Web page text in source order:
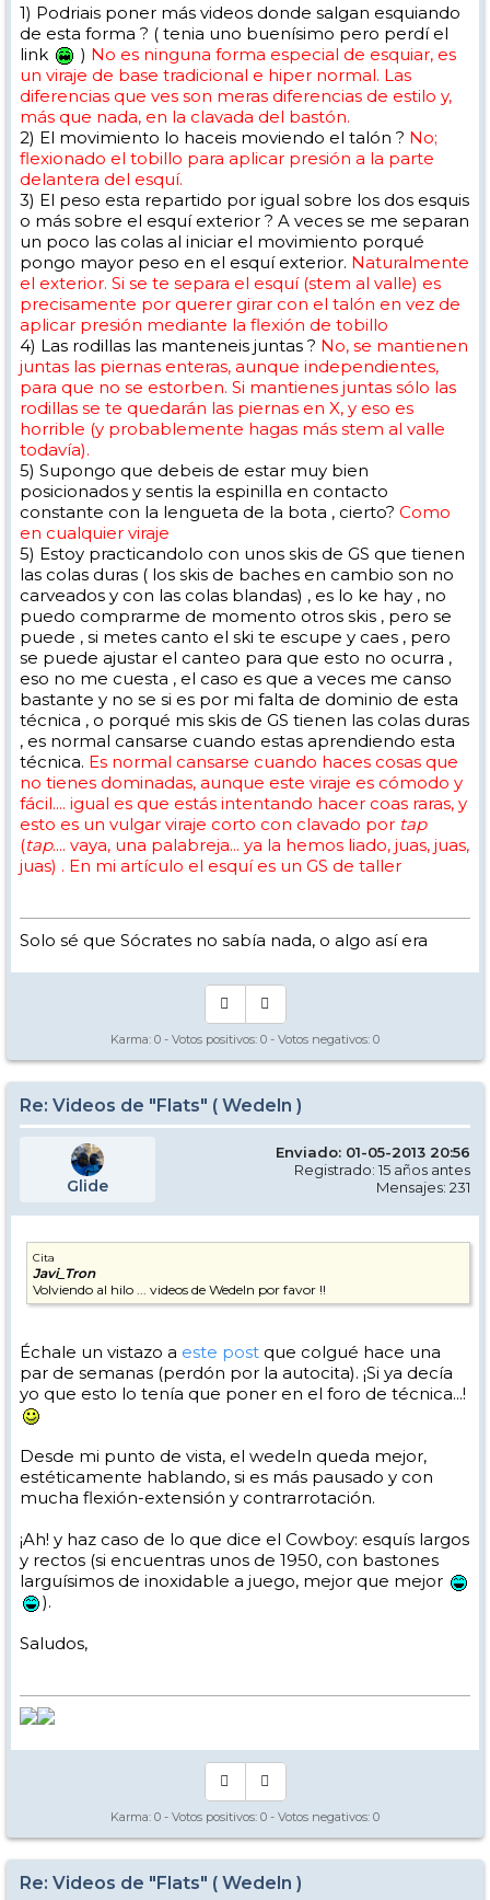
1) Podriais poner más videos donde salgan esquiando
de esta forma ? ( tenia uno buenísimo pero perdí el
link
) No es ninguna forma especial de esquiar, es
un viraje de base tradicional e hiper normal. Las
diferencias que ves son meras diferencias de estilo y,
más que nada, en la clavada del bastón.
2) El movimiento lo haceis moviendo el talón ? No;
flexionado el tobillo para aplicar presión a la parte
delantera del esquí.
3) El peso esta repartido por igual sobre los dos esquis
o más sobre el esquí exterior ? A veces se me separan
un poco las colas al iniciar el movimiento porqué
pongo mayor peso en el esquí exterior. Naturalmente
el exterior. Si se te separa el esquí (stem al valle) es
precisamente por querer girar con el talón en vez de
aplicar presión mediante la flexión de tobillo
4) Las rodillas las manteneis juntas ? No, se mantienen
juntas las piernas enteras, aunque independientes,
para que no se estorben. Si mantienes juntas sólo las
rodillas se te quedarán las piernas en X, y eso es
horrible (y probablemente hagas más stem al valle
todavía).
5) Supongo que debeis de estar muy bien
posicionados y sentis la espinilla en contacto
constante con la lengueta de la bota , cierto? Como
en cualquier viraje
5) Estoy practicandolo con unos skis de GS que tienen
las colas duras ( los skis de baches en cambio son no
carveados y con las colas blandas) , es lo ke hay , no
puedo comprarme de momento otros skis , pero se
puede , si metes canto el ski te escupe y caes , pero
se puede ajustar el canteo para que esto no ocurra ,
eso no me cuesta , el caso es que a veces me canso
bastante y no se si es por mi falta de dominio de esta
técnica , o porqué mis skis de GS tienen las colas duras
, es normal cansarse cuando estas aprendiendo esta
técnica. Es normal cansarse cuando haces cosas que
no tienes dominadas, aunque este viraje es cómodo y
fácil.... igual es que estás intentando hacer coas raras, y
esto es un vulgar viraje corto con clavado por tap
(tap.... vaya, una palabreja... ya la hemos liado, juas, juas,
juas) . En mi artículo el esquí es un GS de taller
Solo sé que Sócrates no sabía nada, o algo así era
Karma: 0 - Votos positivos: 0 - Votos negativos: 0
Re: Videos de "Flats" ( Wedeln )
Glide
Enviado: 01-05-2013 20:56
Registrado: 15 años antes
Mensajes: 231
Cita
Javi_Tron
Volviendo al hilo ... videos de Wedeln por favor !!
Échale un vistazo a este post que colgué hace una
par de semanas (perdón por la autocita). ¡Si ya decía
yo que esto lo tenía que poner en el foro de técnica...!
Desde mi punto de vista, el wedeln queda mejor,
estéticamente hablando, si es más pausado y con
mucha flexión-extensión y contrarrotación.
¡Ah! y haz caso de lo que dice el Cowboy: esquís largos
y rectos (si encuentras unos de 1950, con bastones
larguísimos de inoxidable a juego, mejor que mejor
).
Saludos,
Karma: 0 - Votos positivos: 0 - Votos negativos: 0
Re: Videos de "Flats" ( Wedeln )